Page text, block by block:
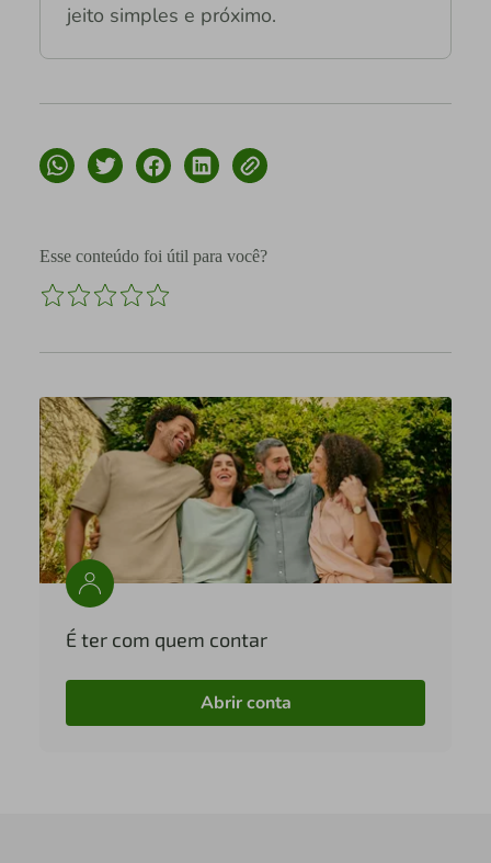
jeito simples e próximo.
Esse conteúdo foi útil para você?
É ter com quem contar
Abrir conta